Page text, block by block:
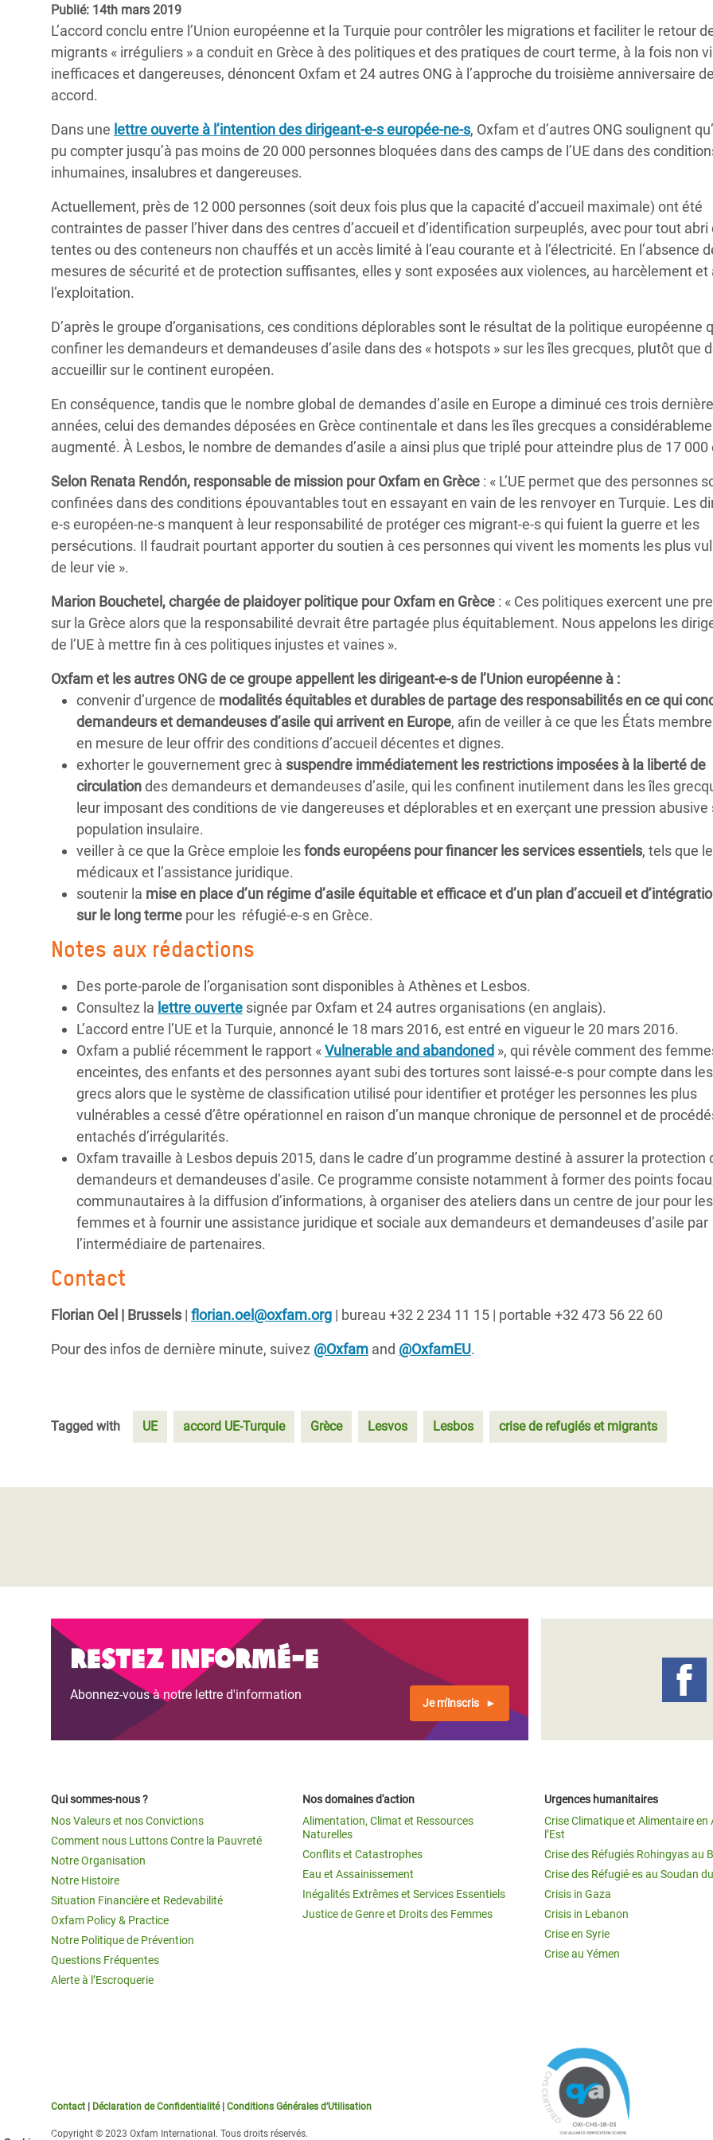
Conflits et Catastrophes
Inégalités Extrêmes et
Services Essentiels
Inequality and Rights in a
Digital Age
Gender, Rights, and Justice
Alimentaire en Afrique de
l’Est
Crise des Réfugiés Rohingyas
au Bangladesh
Soudan du Sud
Crise en Syrie
#MonClimatMonAvenir
Mettons Fin à la Souffrance qui se Cache
Derrière notre Alimentation
Les Violences Faites aux Femmes et aux
Filles, Ça Suffit !
Publié: 14th mars 2019
L’accord conclu entre l’Union européenne et la Turquie pour contrôler les migrations et faciliter le retour
migrants « irréguliers » a conduit en Grèce à des politiques et des pratiques de court terme, à la fois non
inefficaces et dangereuses, dénoncent Oxfam et 24 autres ONG à l’approche du troisième anniversaire
accord.
Dans une lettre ouverte à l’intention des dirigeant-e-s europée-ne-s, Oxfam et d’autres ONG soulignent
pu compter jusqu’à pas moins de 20 000 personnes bloquées dans des camps de l’UE dans des
inhumaines, insalubres et dangereuses.
Actuellement, près de 12 000 personnes (soit deux fois plus que la capacité d’accueil maximale) ont été
contraintes de passer l’hiver dans des centres d’accueil et d’identification surpeuplés, avec pour tout abri
tentes ou des conteneurs non chauffés et un accès limité à l’eau courante et à l’électricité. En l’absence
mesures de sécurité et de protection suffisantes, elles y sont exposées aux violences, au harcèlement et
l’exploitation.
D’après le groupe d’organisations, ces conditions déplorables sont le résultat de la politique européenne
confiner les demandeurs et demandeuses d’asile dans des « hotspots » sur les îles grecques, plutôt que
accueillir sur le continent européen.
En conséquence, tandis que le nombre global de demandes d’asile en Europe a diminué ces trois
années, celui des demandes déposées en Grèce continentale et dans les îles grecques a
augmenté. À Lesbos, le nombre de demandes d’asile a ainsi plus que triplé pour atteindre plus de 17 000
Selon Renata Rendón, responsable de mission pour Oxfam en Grèce : « L’UE permet que des personnes
confinées dans des conditions épouvantables tout en essayant en vain de les renvoyer en Turquie. Les
e-s européen-ne-s manquent à leur responsabilité de protéger ces migrant-e-s qui fuient la guerre et les
persécutions. Il faudrait pourtant apporter du soutien à ces personnes qui vivent les moments les plus
de leur vie ».
Marion Bouchetel, chargée de plaidoyer politique pour Oxfam en Grèce : « Ces politiques exercent une
sur la Grèce alors que la responsabilité devrait être partagée plus équitablement. Nous appelons les
de l’UE à mettre fin à ces politiques injustes et vaines ».
Oxfam et les autres ONG de ce groupe appellent les dirigeant-e-s de l’Union européenne à :
convenir d’urgence de modalités équitables et durables de partage des responsabilités en ce qui
demandeurs et demandeuses d’asile qui arrivent en Europe, afin de veiller à ce que les États
en mesure de leur offrir des conditions d’accueil décentes et dignes.
exhorter le gouvernement grec à suspendre immédiatement les restrictions imposées à la liberté de
circulationdes demandeurs et demandeuses d’asile, qui les confinent inutilement dans les îles
leur imposant des conditions de vie dangereuses et déplorables et en exerçant une pression abusive
population insulaire.
veiller à ce que la Grèce emploie lesfonds européens pour financer les services essentiels, tels que
médicaux et l’assistance juridique.
soutenir la mise en place d’un régime d’asile équitable et efficace et d’un plan d’accueil et
sur le long terme pour les réfugié-e-s en Grèce.
Notes aux rédactions
Des porte-parole de l’organisation sont disponibles à Athènes et Lesbos.
Consultez la lettre ouverte signée par Oxfam et 24 autres organisations (en anglais).
L’accord entre l’UE et la Turquie, annoncé le 18 mars 2016, est entré en vigueur le 20 mars 2016.
Oxfam a publié récemment le rapport «Vulnerable and abandoned », qui révèle comment des
enceintes, des enfants et des personnes ayant subi des tortures sont laissé-e-s pour compte dans
grecs alors que le système de classification utilisé pour identifier et protéger les personnes les plus
vulnérables a cessé d’être opérationnel en raison d’un manque chronique de personnel et de
entachés d’irrégularités.
Oxfam travaille à Lesbos depuis 2015, dans le cadre d’un programme destiné à assurer la protection
demandeurs et demandeuses d’asile. Ce programme consiste notamment à former des points
communautaires à la diffusion d’informations, à organiser des ateliers dans un centre de jour pour les
femmes et à fournir une assistance juridique et sociale aux demandeurs et demandeuses d’asile par
l’intermédiaire de partenaires.
Contact
Florian Oel | Brussels | florian.oel@oxfam.org | bureau +32 2 234 11 15 | portable +32 473 56 22 60
Pour des infos de dernière minute, suivez @Oxfam and @OxfamEU.
Tagged with UE accord UE-Turquie Grèce Lesvos Lesbos crise de refugiés et migrants
Restez informé-e
Abonnez-vous à notre lettre d'information
Je m'inscris
Qui sommes-nous ?
Nos Valeurs et nos Convictions
Comment nous Luttons Contre la Pauvreté
Notre Organisation
Notre Histoire
Situation Financière et Redevabilité
Oxfam Policy & Practice
Notre Politique de Prévention
Questions Fréquentes
Alerte à l’Escroquerie
Nos domaines d'action
Alimentation, Climat et Ressources
Naturelles
Conflits et Catastrophes
Eau et Assainissement
Inégalités Extrêmes et Services Essentiels
Justice de Genre et Droits des Femmes
Urgences humanitaires
Crise Climatique et Alimentaire en
l’Est
Crise des Réfugiés Rohingyas au
Crise des Réfugié·es au Soudan
Crisis in Gaza
Crisis in Lebanon
Crise en Syrie
Crise au Yémen
Contact Déclaration de Confidentialité| Conditions Générales d’Utilisation
Copyright © 2023 Oxfam International. Tous droits réservés.